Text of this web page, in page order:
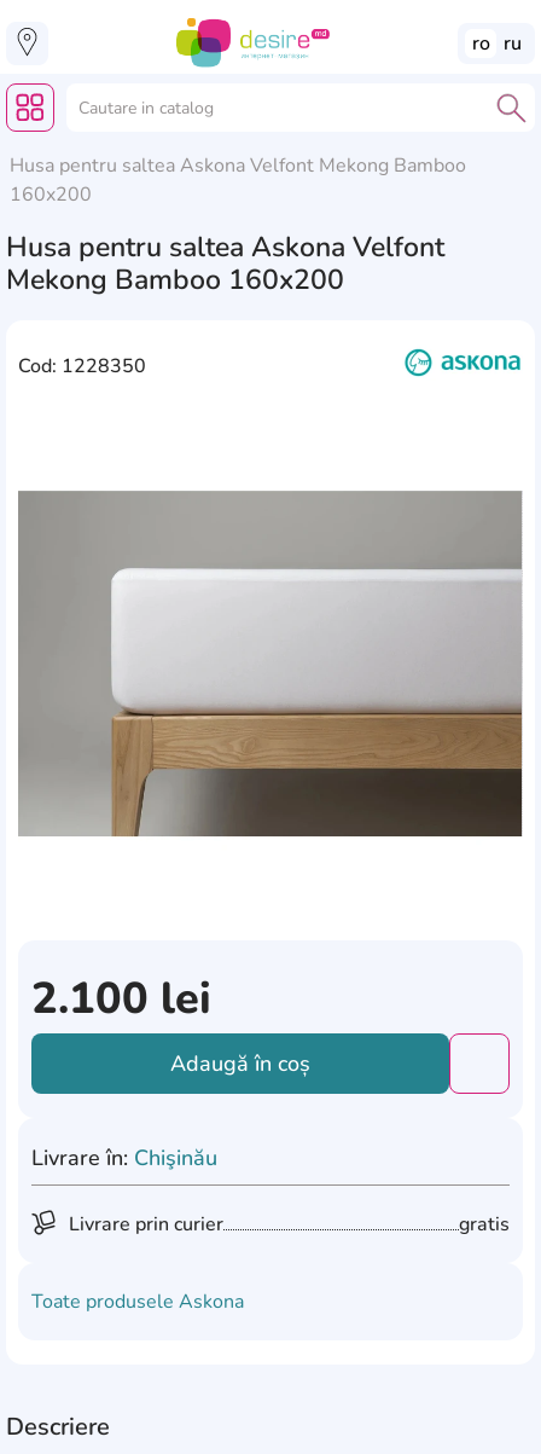
ro ru
Husa pentru saltea Askona Velfont Mekong Bamboo
160x200
Husa pentru saltea Askona Velfont
Mekong Bamboo 160x200
Cod: 1228350
2.100 lei
Adaugă în coș
Livrare în: Chişinău
Livrare prin curier gratis
Toate produsele Askona
Descriere